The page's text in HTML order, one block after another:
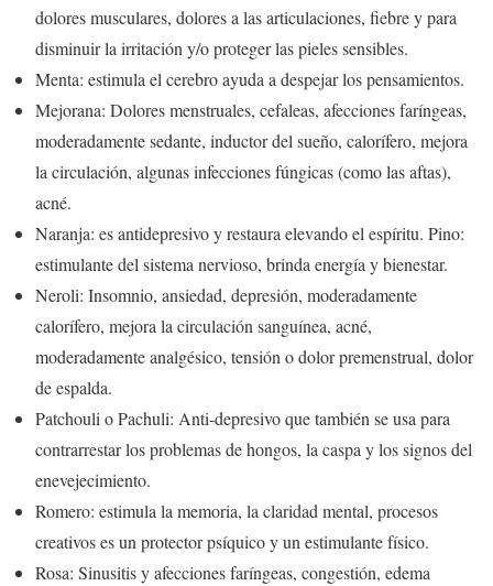
dolores musculares, dolores a las articulaciones, fiebre y para
disminuir la irritación y/o proteger las pieles sensibles.
Menta: estimula el cerebro ayuda a despejar los pensamientos.
Mejorana: Dolores menstruales, cefaleas, afecciones faríngeas,
moderadamente sedante, inductor del sueño, calorífero, mejora
la circulación, algunas infecciones fúngicas (como las aftas),
acné.
Naranja: es antidepresivo y restaura elevando el espíritu. Pino:
estimulante del sistema nervioso, brinda energía y bienestar.
Neroli: Insomnio, ansiedad, depresión, moderadamente
calorífero, mejora la circulación sanguínea, acné,
moderadamente analgésico, tensión o dolor premenstrual, dolor
de espalda.
Patchouli o Pachuli: Anti-depresivo que también se usa para
contrarrestar los problemas de hongos, la caspa y los signos del
enevejecimiento.
Romero: estimula la memoria, la claridad mental, procesos
creativos es un protector psíquico y un estimulante físico.
Rosa: Sinusitis y afecciones faríngeas, congestión, edema